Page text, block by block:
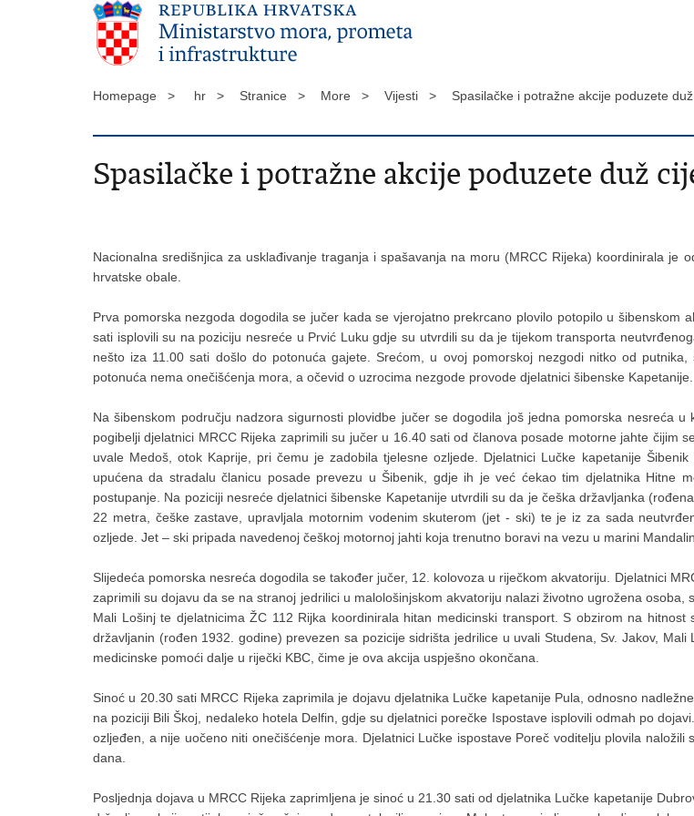
Homepage > hr > Stranice > More > Vijesti > Spasilačke i potražne akcije poduzete
Spasilačke i potražne akcije poduzete duž
Nacionalna središnjica za usklađivanje traganja i spašavanja na moru (MRCC Rijeka) koordinirala
hrvatske obale.
Prva pomorska nezgoda dogodila se jučer kada se vjerojatno prekrcano plovilo potopilo u šibenskom
sati isplovili su na poziciju nesreće u Prvić Luku gdje su utvrdili su da je tijekom transporta
nešto iza 11.00 sati došlo do potonuća gajete. Srećom, u ovoj pomorskoj nezgodi nitko od
potonuća nema onečišćenja mora, a očevid o uzrocima nezgode provode djelatnici šibenske Kapetanije.
Na šibenskom području nadzora sigurnosti plovidbe jučer se dogodila još jedna pomorska nesreća
pogibelji djelatnici MRCC Rijeka zaprimili su jučer u 16.40 sati od članova posade motorne jahte čijim
uvale Medoš, otok Kaprije, pri čemu je zadobila tjelesne ozljede. Djelatnici Lučke kapetanije
upućena da stradalu članicu posade prevezu u Šibenik, gdje ih je već ćekao tim djelatnika Hitne
postupanje. Na poziciji nesreće djelatnici šibenske Kapetanije utvrdili su da je češka državljanka
22 metra, češke zastave, upravljala motornim vodenim skuterom (jet - ski) te je iz za sada
ozljede. Jet – ski pripada navedenoj češkoj motornoj jahti koja trenutno boravi na vezu u marini
Slijedeća pomorska nesreća dogodila se također jučer, 12. kolovoza u riječkom akvatoriju. Djelatnici
zaprimili su dojavu da se na stranoj jedrilici u malološinjskom akvatoriju nalazi životno ugrožena
Mali Lošinj te djelatnicima ŽC 112 Rijka koordinirala hitan medicinski transport. S obzirom na
državljanin (rođen 1932. godine) prevezen sa pozicije sidrišta jedrilice u uvali Studena, Sv. Jakov,
medicinske pomoći dalje u riječki KBC, čime je ova akcija uspješno okončana.
Sinoć u 20.30 sati MRCC Rijeka zaprimila je dojavu djelatnika Lučke kapetanije Pula, odnosno
na poziciji Bili Škoj, nedaleko hotela Delfin, gdje su djelatnici porečke Ispostave isplovili odmah po
ozljeđen, a nije uočeno niti onečišćenje mora. Djelatnici Lučke ispostave Poreč voditelju plovila
dana.
Posljednja dojava u MRCC Rijeka zaprimljena je sinoć u 21.30 sati od djelatnika Lučke kapetanije